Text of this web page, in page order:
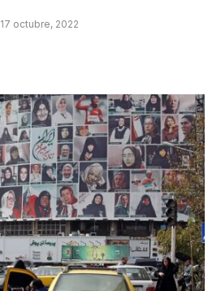
17 octubre, 2022